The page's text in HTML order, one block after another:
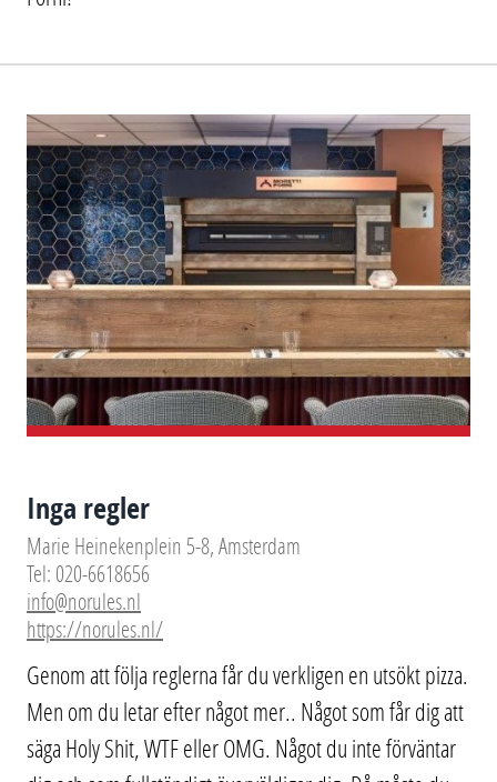
Inga regler
Marie Heinekenplein 5-8, Amsterdam
Tel: 020-6618656
info@norules.nl
https://norules.nl/
Genom att följa reglerna får du verkligen en utsökt pizza.
Men om du letar efter något mer.. Något som får dig att
säga Holy Shit, WTF eller OMG. Något du inte förväntar